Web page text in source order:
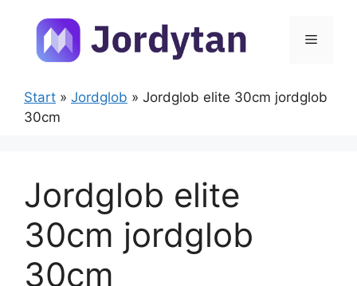
content
Menu
Start » Jordglob » Jordglob elite 30cm jordglob
30cm
Jordglob elite
30cm jordglob
30cm